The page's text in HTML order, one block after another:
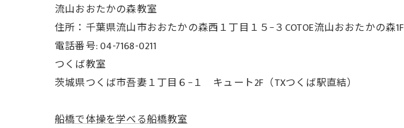
流山おおたかの森教室
住所：千葉県流山市おおたかの森西１丁目１５−３COTOE流山おおたかの森1F
電話番号: 04-7168-0211
つくば教室
茨城県つくば市吾妻１丁目６−１ キュート2F（TXつくば駅直結）
船橋で体操を学べる船橋教室